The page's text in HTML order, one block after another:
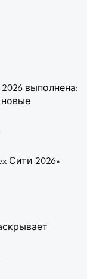
выполнена:
новые
Сити 2026»